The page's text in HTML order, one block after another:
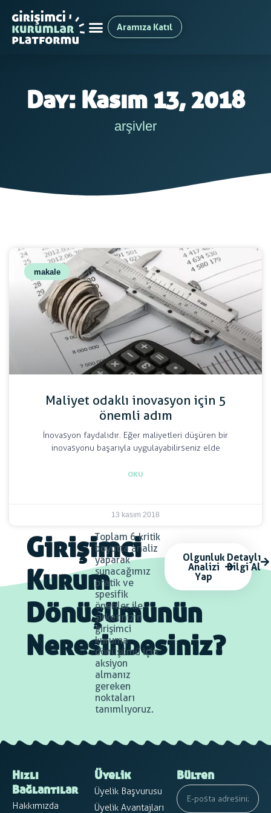
Aramıza Katıl
Day: Kasım 13, 2018
arşivler
makale
Maliyet odaklı inovasyon için 5
önemli adım
İnovasyon faydalıdır. Eğer maliyetleri düşüren bir
inovasyonu başarıyla uygulayabilirseniz elde
OKU
13 kasım 2018
Girişimci
Kurum
Dönüşümünün
Neresindesiniz?
Toplam 6 kritik
boyutta analiz
yaparak
sunacağımız
pratik ve
spesifik
öneriler ile
şirketinizin
girişimci
kuruma
dönüşümü için
aksiyon
almanız
gereken
noktaları
tanımlıyoruz.
Olgunluk
Analizi
Yap
Detaylı
Bilgi Al
Hızlı
Bağlantılar
Hakkımızda
Üyelik
Üyelik Başvurusu
Üyelik Avantajları
Bülten